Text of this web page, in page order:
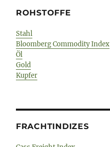
ROHSTOFFE
Stahl
Bloomberg Commodity Index
Öl
Gold
Kupfer
FRACHTINDIZES